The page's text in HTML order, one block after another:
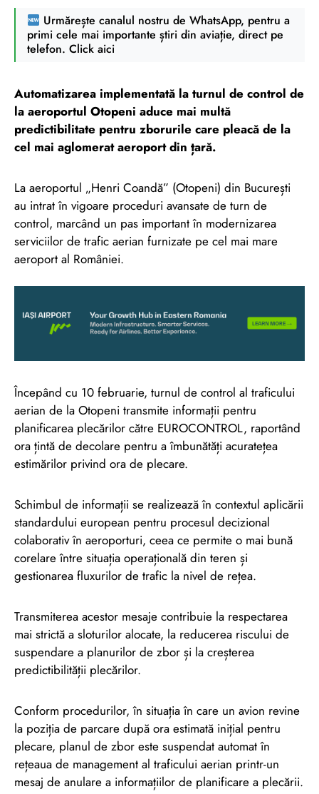
Urmărește canalul nostru de WhatsApp, pentru a
primi cele mai importante știri din aviație, direct pe
telefon. Click aici
Automatizarea implementată la turnul de control de
la aeroportul Otopeni aduce mai multă
predictibilitate pentru zborurile care pleacă de la
cel mai aglomerat aeroport din țară.
La aeroportul „Henri Coandă” (Otopeni) din București
au intrat în vigoare proceduri avansate de turn de
control, marcând un pas important în modernizarea
serviciilor de trafic aerian furnizate pe cel mai mare
aeroport al României.
Începând cu 10 februarie, turnul de control al traficului
aerian de la Otopeni transmite informații pentru
planificarea plecărilor către EUROCONTROL, raportând
ora țintă de decolare pentru a îmbunătăți acuratețea
estimărilor privind ora de plecare.
Schimbul de informații se realizează în contextul aplicării
standardului european pentru procesul decizional
colaborativ în aeroporturi, ceea ce permite o mai bună
corelare între situația operațională din teren și
gestionarea fluxurilor de trafic la nivel de rețea.
Transmiterea acestor mesaje contribuie la respectarea
mai strictă a sloturilor alocate, la reducerea riscului de
suspendare a planurilor de zbor și la creșterea
predictibilității plecărilor.
Conform procedurilor, în situația în care un avion revine
la poziția de parcare după ora estimată inițial pentru
plecare, planul de zbor este suspendat automat în
rețeaua de management al traficului aerian printr-un
mesaj de anulare a informațiilor de planificare a plecării.